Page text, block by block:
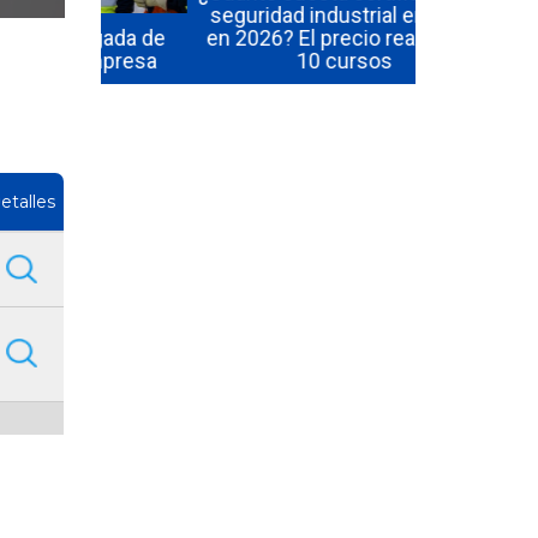
seguridad industrial en Chile
en 2026? El precio real de los
10 cursos